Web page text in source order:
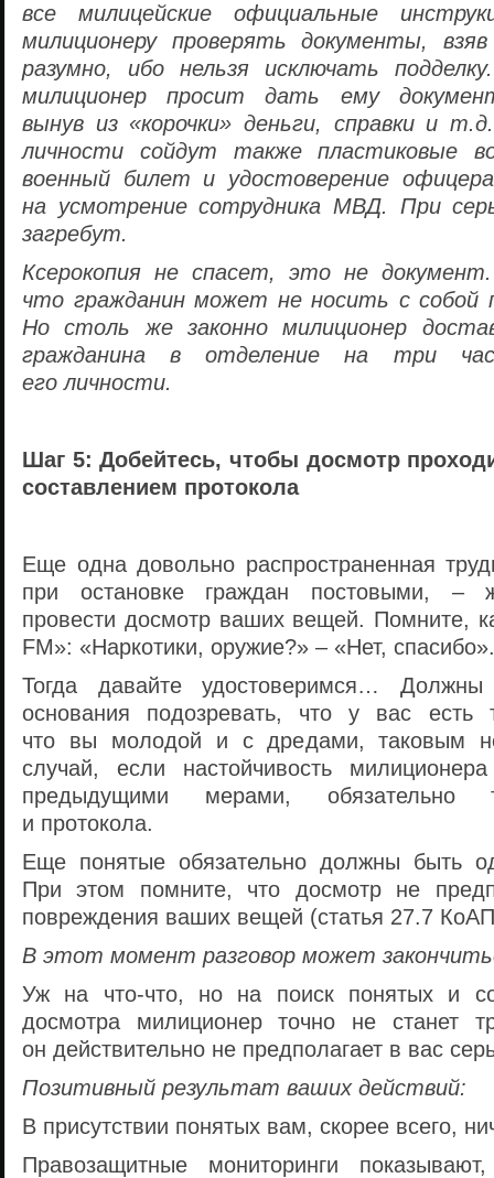
все милицейские официальные
милиционеру проверять документы,
разумно, ибо нельзя исключать
милиционер просит дать ему
вынув из «корочки» деньги, справки и
личности сойдут также пластиковые
военный билет и удостоверение
на усмотрение сотрудника МВД. При
загребут.
Ксерокопия не спасет, это не
что гражданин может не носить с собой
Но столь же законно милиционер
гражданина в отделение на три
его личности.
Шаг 5: Добейтесь, чтобы досмотр
составлением протокола
Еще одна довольно распространенная
при остановке граждан постовыми, –
провести досмотр ваших вещей. Помните,
FM»: «Наркотики, оружие?» – «Нет, спасибо».
Тогда давайте удостоверимся… Должны
основания подозревать, что у вас есть
что вы молодой и с дредами, таковым
случай, если настойчивость
предыдущими мерами, обязательно
и протокола.
Еще понятые обязательно должны быть
При этом помните, что досмотр не
повреждения ваших вещей (статья 27.7
В этот момент разговор может
Уж на что-что, но на поиск понятых и
досмотра милиционер точно не станет
он действительно не предполагает в вас
Позитивный результат ваших действий:
В присутствии понятых вам, скорее всего,
Правозащитные мониторинги